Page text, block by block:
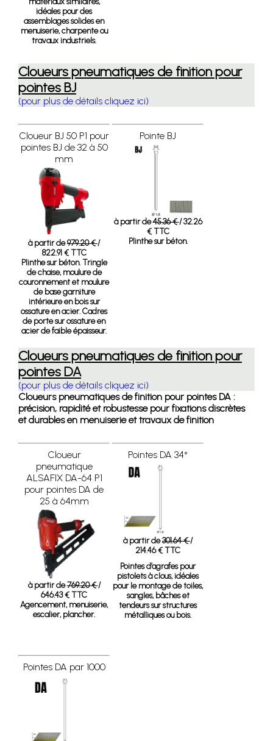
idéales pour des
assemblages solides en
menuiserie, charpente ou
travaux industriels.
Cloueurs pneumatiques de finition pour
pointes BJ
(pour plus de détails cliquez ici)
Cloueur BJ 50 P1 pour
pointes BJ de 32 à 50
mm
à partir de979.20 €/
822.91 € TTC
Plinthe sur béton. Tringle
de chaise, moulure de
couronnement et moulure
de base garniture
intérieure en bois sur
ossature en acier. Cadres
de porte sur ossature en
acier de faible épaisseur.
Pointe BJ
à partir de45.36 €/ 32.26
€ TTC
Plinthe sur béton.
Cloueurs pneumatiques de finition pour
pointes DA
(pour plus de détails cliquez ici)
Cloueurs pneumatiques de finition pour pointes DA :
précision, rapidité et robustesse pour fixations discrètes
et durables en menuiserie et travaux de finition
Cloueur
pneumatique
ALSAFIX DA-64 P1
pour pointes DA de
25 à 64mm
à partir de769.20 €/
646.43 € TTC
Agencement, menuiserie,
escalier, plancher.
Pointes DA 34°
à partir de301.64 €/
214.46 € TTC
Pointes d’agrafes pour
pistolets à clous, idéales
pour le montage de toiles,
sangles, bâches et
tendeurs sur structures
métalliques ou bois.
Pointes DA par 1000